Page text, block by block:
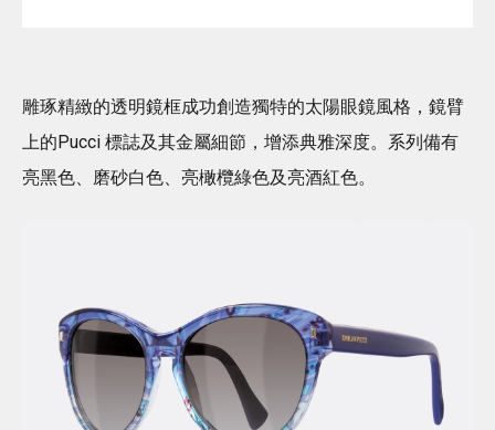
雕琢精緻的透明鏡框成功創造獨特的太陽眼鏡風格，鏡臂
上的Pucci 標誌及其金屬細節，增添典雅深度。系列備有
亮黑色、磨砂白色、亮橄欖綠色及亮酒紅色。